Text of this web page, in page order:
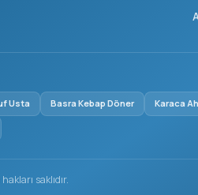
Usta Basra Kebap Döner Karaca
saklıdır.